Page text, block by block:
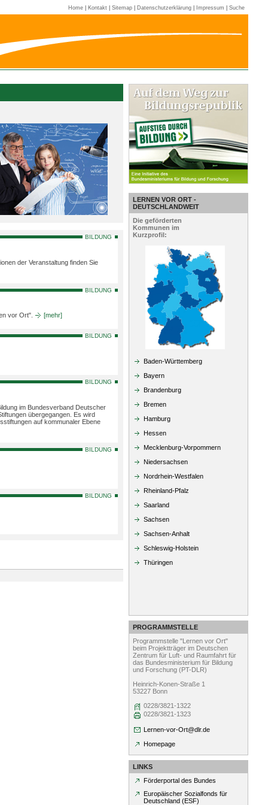
Home| Kontakt| Sitemap| Datenschutzerklärung| Impressum Suche
BILDUNG
der Veranstaltung finden Sie
BILDUNG
vor Ort". [mehr]
BILDUNG
BILDUNG
im Bundesverband Deutscher
übergegangen. Es wird
auf kommunaler Ebene
BILDUNG
BILDUNG
LERNEN VOR ORT -
DEUTSCHLANDWEIT
Die geförderten
Kommunen im
Kurzprofil:
Baden-Württemberg
Bayern
Brandenburg
Bremen
Hamburg
Hessen
Mecklenburg-Vorpommern
Niedersachsen
Nordrhein-Westfalen
Rheinland-Pfalz
Saarland
Sachsen
Sachsen-Anhalt
Schleswig-Holstein
Thüringen
PROGRAMMSTELLE
Programmstelle "Lernen vor Ort"
beim Projektträger im Deutschen
Zentrum für Luft- und Raumfahrt für
das Bundesministerium für Bildung
und Forschung (PT-DLR)
Heinrich-Konen-Straße 1
53227 Bonn
0228/3821-1322
0228/3821-1323
Lernen-vor-Ort@dlr.de
Homepage
LINKS
Förderportal des Bundes
Europäischer Sozialfonds für
Deutschland (ESF)